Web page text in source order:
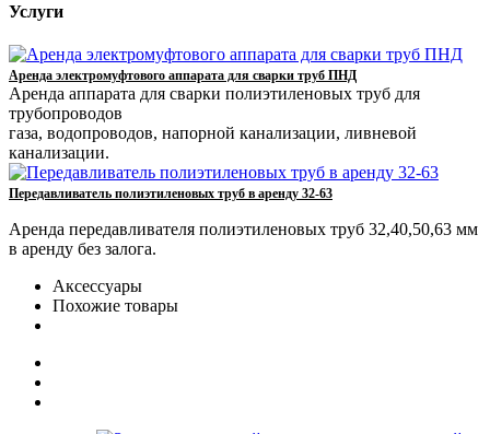
Услуги
Аренда электромуфтового аппарата для сварки труб ПНД
Аренда аппарата для сварки полиэтиленовых труб для
трубопроводов
газа, водопроводов, напорной канализации, ливневой
канализации.
Передавливатель полиэтиленовых труб в аренду 32-63
Аренда передавливателя полиэтиленовых труб 32,40,50,63 мм
в аренду без залога.
Аксессуары
Похожие товары